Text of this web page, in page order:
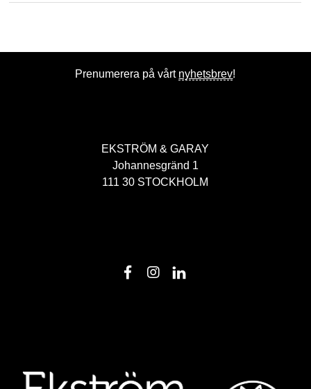
Prenumerera på vårt nyhetsbrev!
EKSTRÖM & GARAY
Johannesgränd 1
111 30 STOCKHOLM